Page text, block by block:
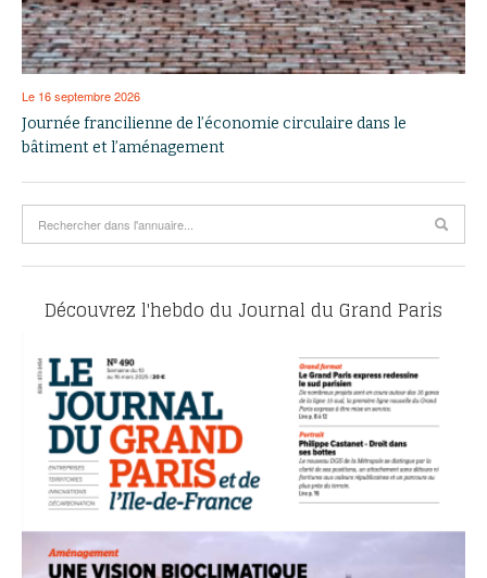
Le 16 septembre 2026
Journée francilienne de l’économie circulaire dans le
bâtiment et l’aménagement
Découvrez l'hebdo du Journal du Grand Paris